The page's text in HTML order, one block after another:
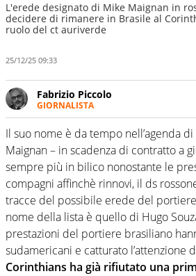
L'erede designato di Mike Maignan in
decidere di rimanere in Brasile al
ruolo del ct auriverde
25/12/25 09:33
Fabrizio Piccolo
GIORNALISTA
Nella sua carriera ha seguito
sportive e collaborato con
competenza, conoscenza e
prevalentemente di calcio
Il suo nome è da tempo nell’agenda
Maignan – in scadenza di contratto a
sempre più in bilico nonostante le
compagni affinchè rinnovi, il ds
tracce del possibile erede del
nome della lista è quello di Hugo
prestazioni del portiere brasiliano
sudamericani e catturato l’attenzione
Corinthians ha già rifiutato una